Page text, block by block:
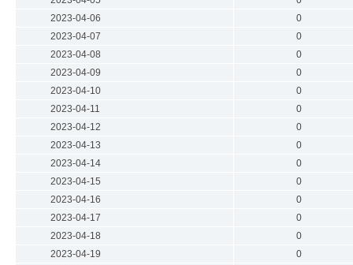
2023-04-06
0
2023-04-07
0
2023-04-08
0
2023-04-09
0
2023-04-10
0
2023-04-11
0
2023-04-12
0
2023-04-13
0
2023-04-14
0
2023-04-15
0
2023-04-16
0
2023-04-17
0
2023-04-18
0
2023-04-19
0